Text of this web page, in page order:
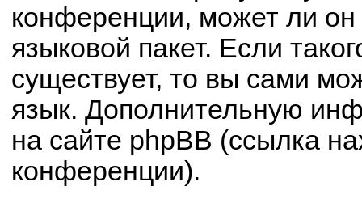
конференции, может ли
языковой пакет. Если
существует, то вы сами
язык. Дополнительную
на сайте phpBB (ссылка
конференции).